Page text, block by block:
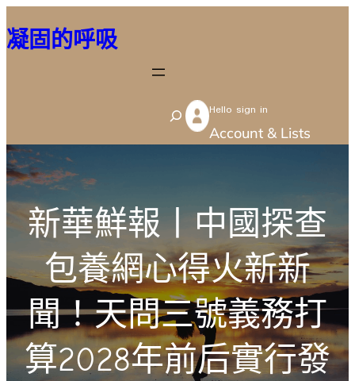
至
容
凝固的呼吸
S
e
Hello sign in
Account & Lists
新華鮮報丨中國探查
包養網心得火新新
聞！天問三號義務打
算2028年前后實行發